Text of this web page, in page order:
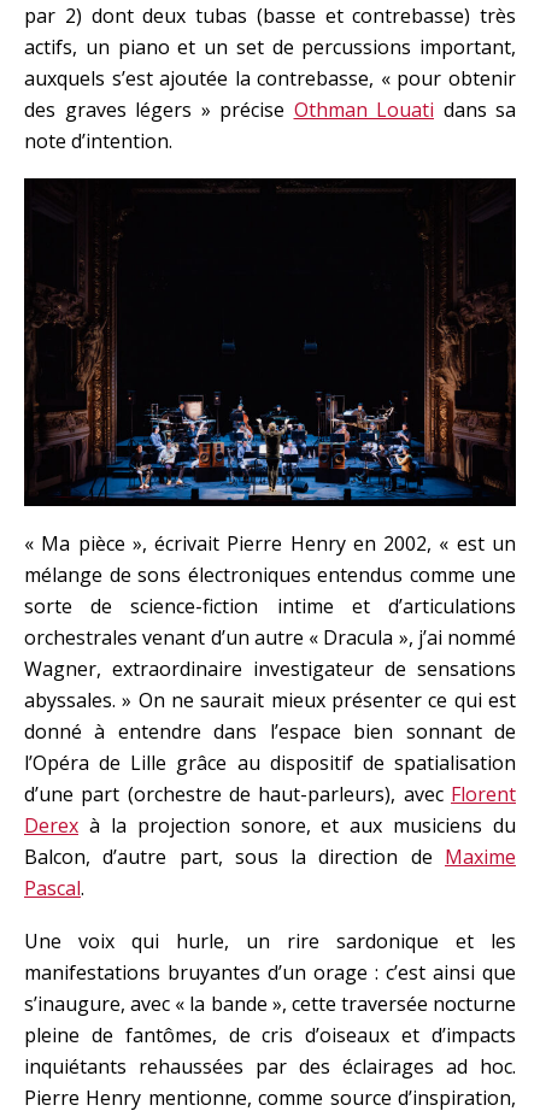
par 2) dont deux tubas (basse et contrebasse) très
actifs, un piano et un set de percussions important,
auxquels s’est ajoutée la contrebasse, « pour obtenir
des graves légers » précise Othman Louati dans sa
note d’intention.
« Ma pièce », écrivait Pierre Henry en 2002, « est un
mélange de sons électroniques entendus comme une
sorte de science-fiction intime et d’articulations
orchestrales venant d’un autre « Dracula », j’ai nommé
Wagner, extraordinaire investigateur de sensations
abyssales. » On ne saurait mieux présenter ce qui est
donné à entendre dans l’espace bien sonnant de
l’Opéra de Lille grâce au dispositif de spatialisation
d’une part (orchestre de haut-parleurs), avec Florent
Derex à la projection sonore, et aux musiciens du
Balcon, d’autre part, sous la direction de Maxime
Pascal.
Une voix qui hurle, un rire sardonique et les
manifestations bruyantes d’un orage : c’est ainsi que
s’inaugure, avec « la bande », cette traversée nocturne
pleine de fantômes, de cris d’oiseaux et d’impacts
inquiétants rehaussées par des éclairages ad hoc.
Pierre Henry mentionne, comme source d’inspiration,